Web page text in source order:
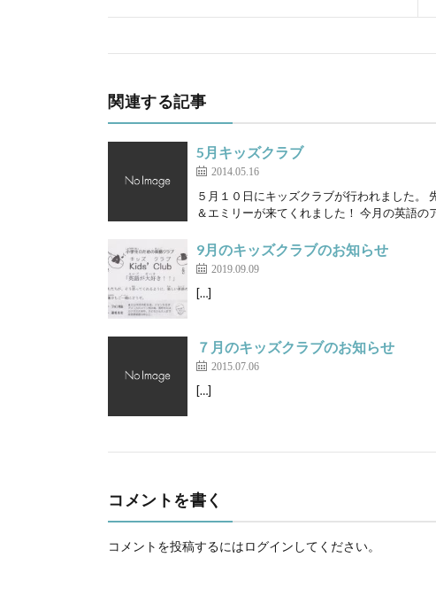
関連する記事
5月キッズクラブ
2014.05.16
５月１０日にキッズクラブが行われました。
＆エミリーが来てくれました！ 今月の英語の
9月のキッズクラブのお知らせ
2019.09.09
[…]
７月のキッズクラブのお知らせ
2015.07.06
[…]
コメントを書く
コメントを投稿するにはログイン してください。